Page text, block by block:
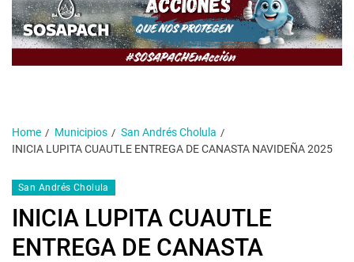
Home Municipios
San Andrés Cholula
INICIA LUPITA CUAUTLE ENTREGA DE CANASTA NAVIDEÑA 2025
San Andrés Cholula
INICIA LUPITA CUAUTLE
ENTREGA DE CANASTA